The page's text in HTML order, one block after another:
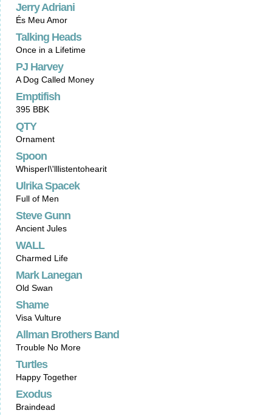
Jerry Adriani
És Meu Amor
Talking Heads
Once in a Lifetime
PJ Harvey
A Dog Called Money
Emptifish
395 BBK
QTY
Ornament
Spoon
WhisperI\'lllistentohearit
Ulrika Spacek
Full of Men
Steve Gunn
Ancient Jules
WALL
Charmed Life
Mark Lanegan
Old Swan
Shame
Visa Vulture
Allman Brothers Band
Trouble No More
Turtles
Happy Together
Exodus
Braindead